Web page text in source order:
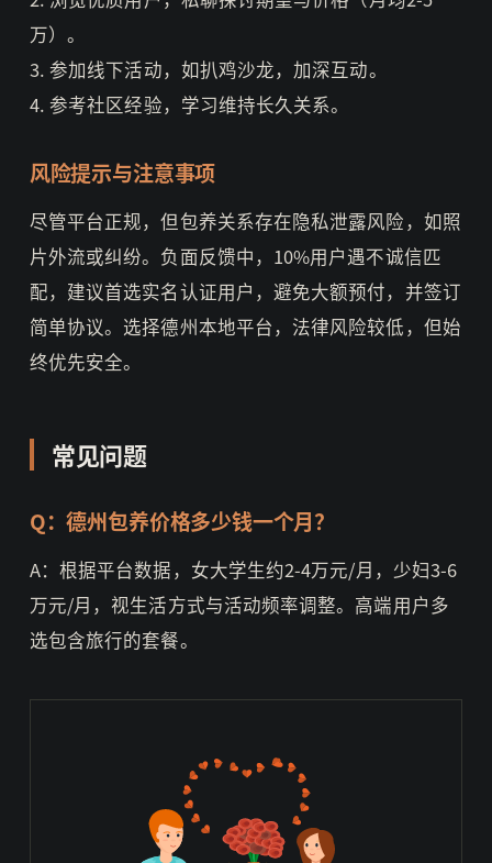
万）。
3. 参加线下活动，如扒鸡沙龙，加深互动。
4. 参考社区经验，学习维持长久关系。
风险提示与注意事项
尽管平台正规，但包养关系存在隐私泄露风险，如照
片外流或纠纷。负面反馈中，10%用户遇不诚信匹
配，建议首选实名认证用户，避免大额预付，并签订
简单协议。选择德州本地平台，法律风险较低，但始
终优先安全。
常见问题
Q：德州包养价格多少钱一个月？
A：根据平台数据，女大学生约2-4万元/月，少妇3-6
万元/月，视生活方式与活动频率调整。高端用户多
选包含旅行的套餐。